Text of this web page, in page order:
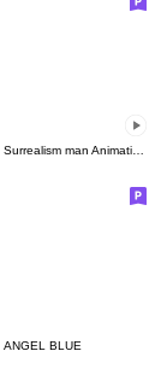
Surrealism man Animation! ENG
ANGEL BLUE